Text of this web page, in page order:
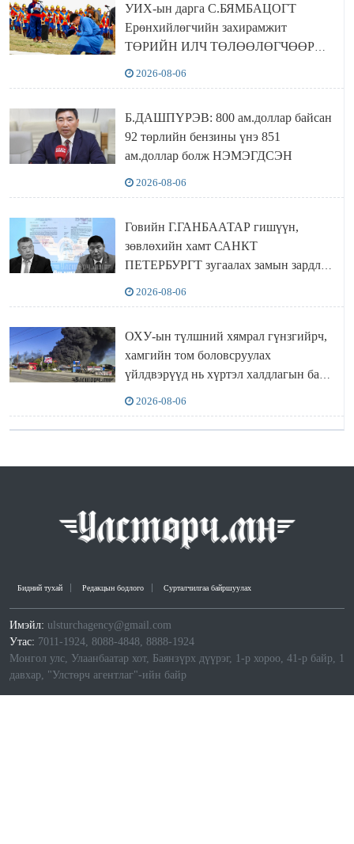
УИХ-ын дарга С.БЯМБАЦОГТ
Ерөнхийлөгчийн захирамжит
ТӨРИЙН ИЛЧ ТӨЛӨӨЛӨГЧӨӨР
2026-08-06
Б.ДАШПҮРЭВ: 800 ам.доллар байсан
92 төрлийн бензины үнэ 851
ам.доллар болж НЭМЭГДСЭН
2026-08-06
Говийн Г.ГАНБААТАР гишүүн,
зөвлөхийн хамт САНКТ
ПЕТЕРБУРГТ зугаалах замын зардлаа
2026-08-06
ОХУ-ын түлшний хямрал гүнзгийрч,
хамгийн том боловсруулах
үйлдвэрүүд нь хүртэл халдлагын бай
2026-08-06
Бидний тухай Редакцын бодлого Сурталчилгаа байршуулах
Имэйл: ulsturchagency@gmail.com
Утас: 7011-1924, 8088-4848, 8888-1924
Монгол улс, Улаанбаатар хот, Баянзүрх дүүрэг, 1-р хороо, 41-р байр, 1
давхар, "Улстөрч агентлаг"-ийн байр